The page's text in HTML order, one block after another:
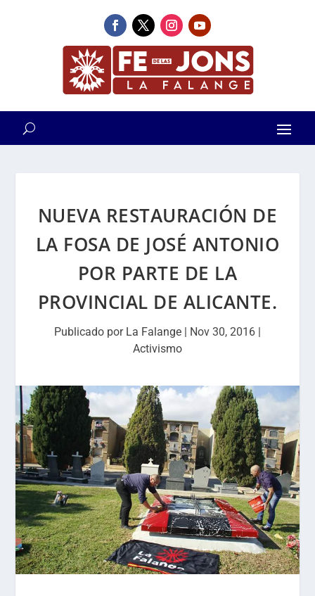
NUEVA RESTAURACIÓN DE
LA FOSA DE JOSÉ ANTONIO
POR PARTE DE LA
PROVINCIAL DE ALICANTE.
Publicado por La Falange | Nov 30, 2016 |
Activismo